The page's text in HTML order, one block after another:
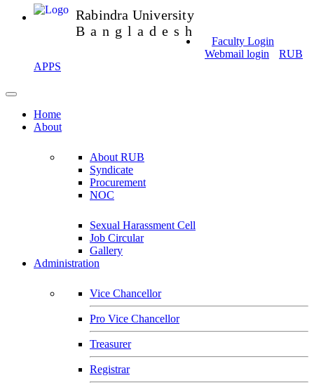
Rabindra University
Bangladesh
Faculty Login
Webmail login
RUB
APPS
Home
About
About RUB
Syndicate
Procurement
NOC
Sexual Harassment Cell
Job Circular
Gallery
Administration
Vice Chancellor
Pro Vice Chancellor
Treasurer
Registrar